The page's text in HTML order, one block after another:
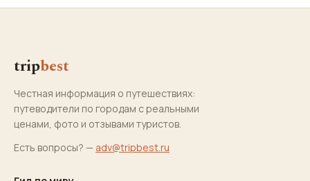
tripbest
Честная информация о путешествиях:
путеводители по городам с реальными
ценами, фото и отзывами туристов.
Есть вопросы? — adv@tripbest.ru